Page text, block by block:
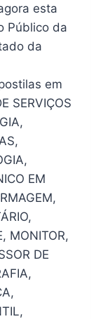
esta
Público da
da
em
SERVIÇOS
EM
MONITOR,
DE